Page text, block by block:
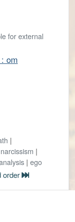
for external
om
|
narcissism |
| ego
order